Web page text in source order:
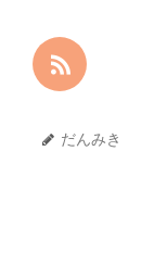
だんみき